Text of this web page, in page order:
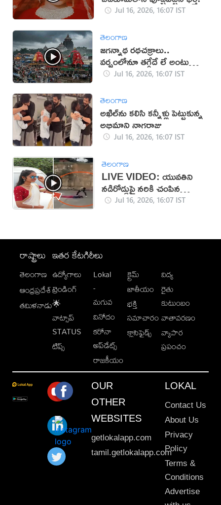
Jul 16, 2026, 16:07 IST
తెలంగాణ
జగన్నాథ రథచక్రాలు..
వర్షంలోనూ తగ్గేదే లే అంటున్న
భక్తులుJul 16, 2026, 16:07 IST
తెలంగాణ
అఖిల్‌ను కలిసి కన్నీళ్లు పెట్టుకున్న
అభిమాని నాగరాజు
Jul 16, 2026, 16:07 IST
తెలంగాణ
LIVE VIDEO: యువతిని
నడిరోడ్డుపై నరికి చంపిన
కిరాతకుడు
Jul 16, 2026, 16:07 IST
రాష్ట్రాలు
తెలంగాణ
ఆంధ్రప్రదేశ్
తమిళనాడు
ఇతర కేటగిరీలు
ఉద్యోగాలు
ట్రెండింగ్
🌟
వాట్సాప్
STATUS
టిప్స్
Lokal
-
మగువ
వినోదం
కరోనా
అప్‌డేట్స్
రాజకీయం
క్రైమ్
జాతీయం
భక్తి
సమాచారం
క్లాసిఫైడ్స్
విద్య
రైతు
కుటుంబం
వాతావరణం
వ్యాపార
ప్రపంచం
OUR
OTHER
WEBSITES
getlokalapp.com
tamil.getlokalapp.com
LOKAL
Contact Us
About Us
Privacy
Policy
Terms &
Conditions
Advertise